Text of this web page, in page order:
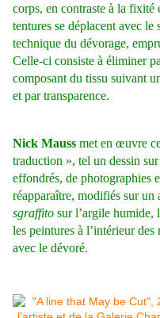
corps, en contraste à la fixité
tentures se déplacent avec
technique du dévorage,
Celle-ci consiste à éliminer
composant du tissu suivant
et par transparence.
Nick Mauss met en œuvre
traduction », tel un dessin
effondrés, de photographies
réapparaître, modifiés sur un
sgraffito sur l’argile humide,
les peintures à l’intérieur
avec le dévoré.